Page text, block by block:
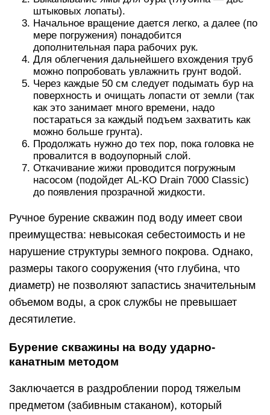
штыковых лопаты).
Начальное вращение дается легко, а далее (по
мере погружения) понадобится
дополнительная пара рабочих рук.
Для облегчения дальнейшего вхождения труб
можно попробовать увлажнить грунт водой.
Через каждые 50 см следует подымать бур на
поверхность и очищать лопасти от земли (так
как это занимает много времени, надо
постараться за каждый подъем захватить как
можно больше грунта).
Продолжать нужно до тех пор, пока головка не
провалится в водоупорный слой.
Откачивание жижи проводится погружным
насосом (подойдет AL-KO Drain 7000 Classic)
до появления прозрачной жидкости.
Ручное бурение скважин под воду имеет свои
преимущества: невысокая себестоимость и не
нарушение структуры земного покрова. Однако,
размеры такого сооружения (что глубина, что
диаметр) не позволяют запастись значительным
объемом воды, а срок службы не превышает
десятилетие.
Бурение скважины на воду ударно-
канатным методом
Заключается в раздроблении пород тяжелым
предметом (забивным стаканом), который